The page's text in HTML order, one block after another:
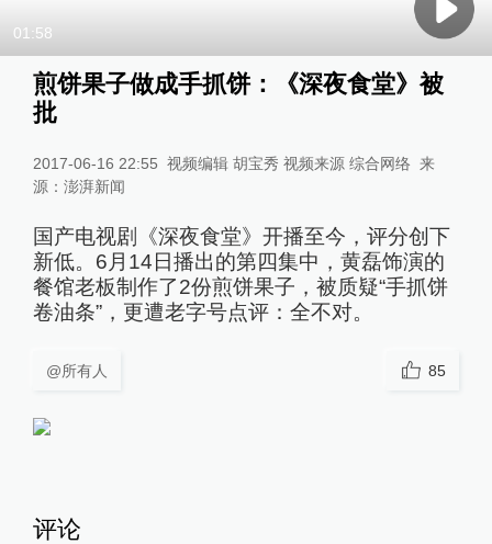
01:58
煎饼果子做成手抓饼：《深夜食堂》被
批
2017-06-16 22:55 视频编辑 胡宝秀 视频来源 综合网络 来
源： 澎湃新闻
国产电视剧《深夜食堂》开播至今，评分创下
新低。6月14日播出的第四集中，黄磊饰演的
餐馆老板制作了2份煎饼果子，被质疑“手抓饼
卷油条”，更遭老字号点评：全不对。
@所有人 85
评论